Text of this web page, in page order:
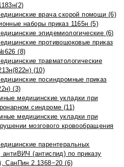
врача скорой помощи (6)
наборы приказ 1165н (5)
эпидемиологические (6)
противошоковые приказ
(8)
травматологические
(10)
посиндромные приказ
(3)
медицинские укладки при
синдроме (11)
медицинские укладки при
мозгового кровообращения
парентеральных
антиВИЧ (антиспид) по приказу
СанПин 2.1368−20 (6)